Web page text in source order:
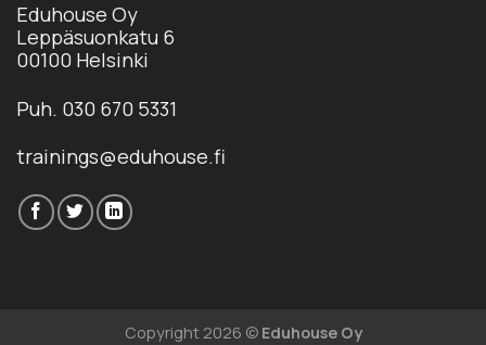
Eduhouse Oy
Leppäsuonkatu 6
00100 Helsinki
Puh. 030 670 5331
trainings@eduhouse.fi
Copyright 2026 © Eduhouse Oy